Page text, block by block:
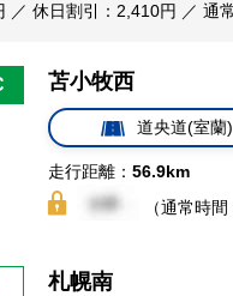
／ 休日割引：2,410円 ／ 通
苫小牧西
道央道(室蘭
走行距離： 56.9km
（通常時間
札幌南